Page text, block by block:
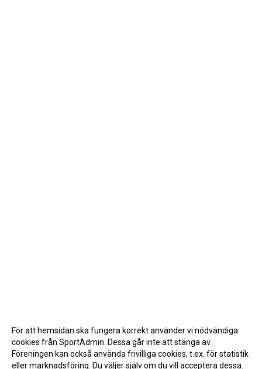
För att hemsidan ska fungera korrekt använder vi nödvändiga
cookies från SportAdmin. Dessa går inte att stänga av.
Föreningen kan också använda frivilliga cookies, t.ex. för statistik
eller marknadsföring. Du väljer själv om du vill acceptera dessa.